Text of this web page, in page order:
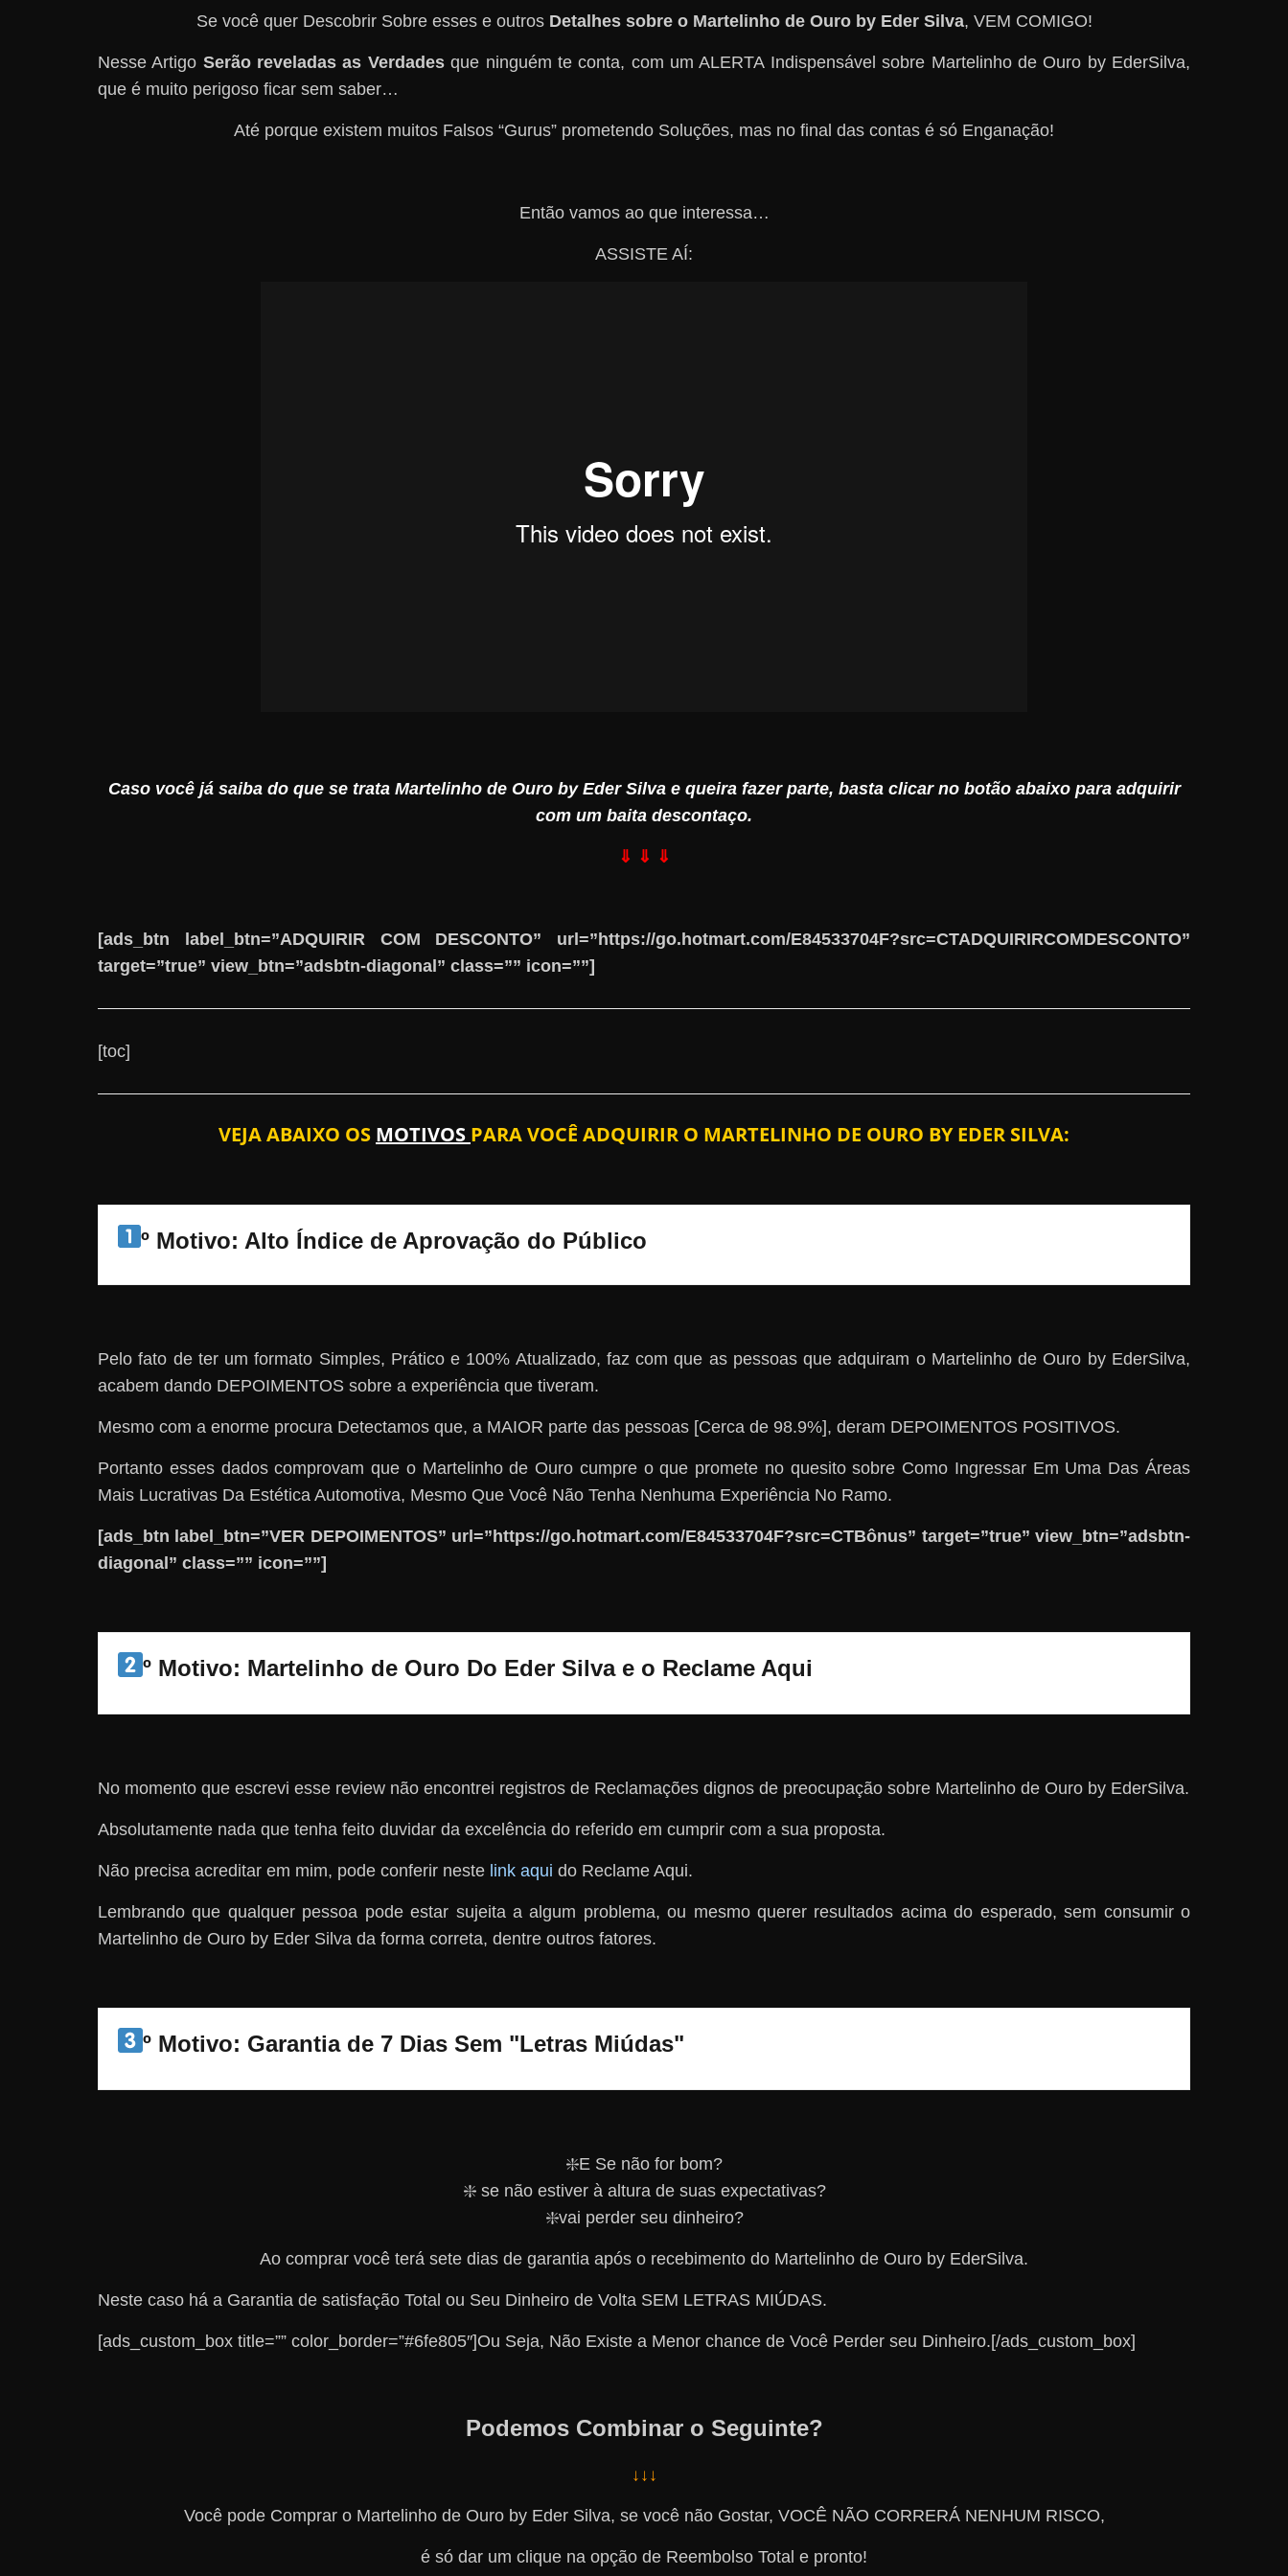
Se você quer Descobrir Sobre esses e outros Detalhes sobre o Martelinho de Ouro by Eder Silva, VEM COMIGO!
Nesse Artigo Serão reveladas as Verdadesque ninguém te conta, com um ALERTA Indispensável sobre Martelinho de Ouro by EderSilva,
que é muito perigoso ficar sem saber…
Até porque existem muitos Falsos “Gurus” prometendo Soluções, mas no final das contas é só Enganação!
Então vamos ao que interessa…
ASSISTE AÍ:
Caso você já saiba do que se trata Martelinho de Ouro by Eder Silva e queira fazer parte, basta clicar no botão abaixo para adquirir
com um baita descontaço.
⇓ ⇓ ⇓
[ads_btn label_btn=”ADQUIRIR COM DESCONTO” url=”https://go.hotmart.com/E84533704F?src=CTADQUIRIRCOMDESCONTO”
target=”true” view_btn=”adsbtn-diagonal” class=”” icon=””]
[toc]
VEJA ABAIXO OS MOTIVOS PARA VOCÊ ADQUIRIR O MARTELINHO DE OURO BY EDER SILVA:
º Motivo: Alto Índice de Aprovação do Público
Pelo fato de ter um formato Simples, Prático e 100% Atualizado, faz com que as pessoas que adquiram o Martelinho de Ouro by EderSilva,
acabem dando DEPOIMENTOS sobre a experiência que tiveram.
Mesmo com a enorme procura Detectamos que, a MAIOR parte das pessoas [Cerca de 98.9%], deram DEPOIMENTOS POSITIVOS.
Portanto esses dados comprovam que o Martelinho de Ouro cumpre o que promete no quesito sobre Como Ingressar Em Uma Das Áreas
Mais Lucrativas Da Estética Automotiva, Mesmo Que Você Não Tenha Nenhuma Experiência No Ramo.
[ads_btn label_btn=”VER DEPOIMENTOS” url=”https://go.hotmart.com/E84533704F?src=CTBônus” target=”true” view_btn=”adsbtn-
diagonal” class=”” icon=””]
º Motivo: Martelinho de Ouro Do Eder Silva e o Reclame Aqui
No momento que escrevi esse review não encontrei registros de Reclamações dignos de preocupação sobre Martelinho de Ouro by EderSilva.
Absolutamente nada que tenha feito duvidar da excelência do referido em cumprir com a sua proposta.
Não precisa acreditar em mim, pode conferir neste link aqui do Reclame Aqui.
Lembrando que qualquer pessoa pode estar sujeita a algum problema, ou mesmo querer resultados acima do esperado, sem consumir o
Martelinho de Ouro by Eder Silva da forma correta, dentre outros fatores.
º Motivo: Garantia de 7 Dias Sem "Letras Miúdas"
❇️E Se não for bom?
❇️ se não estiver à altura de suas expectativas?
❇️vai perder seu dinheiro?
Ao comprar você terá sete dias de garantia após o recebimento do Martelinho de Ouro by EderSilva.
Neste caso há a Garantia de satisfação Total ou Seu Dinheiro de Volta SEM LETRAS MIÚDAS.
[ads_custom_box title=”” color_border=”#6fe805″]Ou Seja, Não Existe a Menor chance de Você Perder seu Dinheiro.[/ads_custom_box]
Podemos Combinar o Seguinte?
↓↓↓
Você pode Comprar o Martelinho de Ouro by Eder Silva, se você não Gostar, VOCÊ NÃO CORRERÁ NENHUM RISCO,
é só dar um clique na opção de Reembolso Total e pronto!